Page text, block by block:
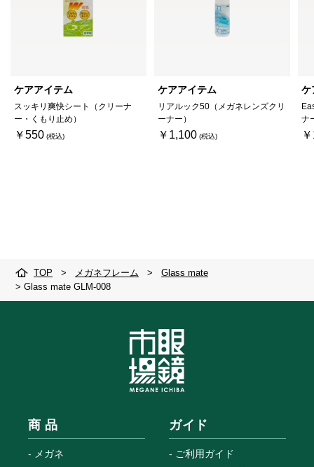
ケアアイテム
スッキリ爽快シート（クリーナ
ー・くもり止め）
￥550
ケアアイテム
リアルック50（メガネレンズクリ
ーナー）
￥1,100
ケ
ナ
TOP > メガネフレーム >
Glass mate
> Glass mate GLM-008
商 品
メガネ
ガイド
ご利用ガイド